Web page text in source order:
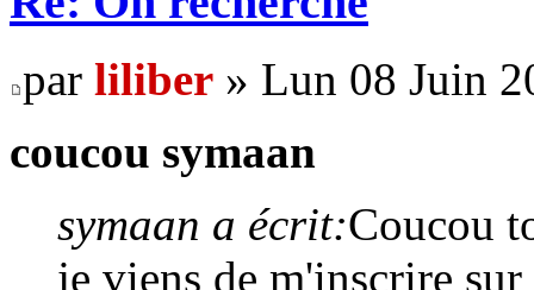
par liliber » Lun 08 Juin
coucou symaan
symaan a écrit:Coucou
je viens de m'inscrire